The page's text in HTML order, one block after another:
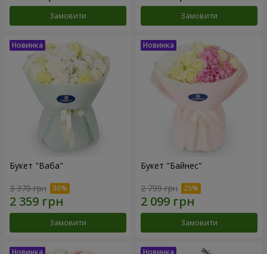
Замовити Замовити
Букет "Ваба"
3 370 грн
Замовити
Букет "Байнес"
2 799 грн
Замовити